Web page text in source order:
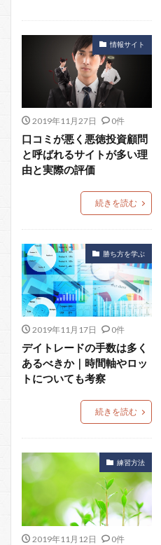
情報サイト
2019年11月27日 0件
口コミが悪く悪徳投資顧問
と呼ばれるサイトが多い理
由と実際の評価
続きを読む
勝ち方を学ぶ
2019年11月17日 0件
デイトレードの手数は多く
あるべきか｜時間軸やロッ
トについても考察
続きを読む
練習方法
2019年11月12日 0件